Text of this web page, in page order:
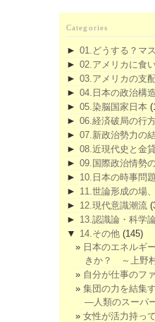
Categories
► 01.どうする？マ
► 02.アメリカに食
► 03.アメリカの支
► 04.日本の政治構造
► 05.染脳国家日本
► 06.経済破局の行
► 07.新政治勢力の
► 08.近現代史と金
► 09.国際政治情勢
► 10.日本の時事問題
► 11.世論形成の場
► 12.現代意識潮流
► 13.認識論・科学
▼ 14.その他 (145)
日本のエネルギ
きか？ ～上野
自分が仕事のフ
集団の力を結集
―人類のスーパ
女性が活力持っ